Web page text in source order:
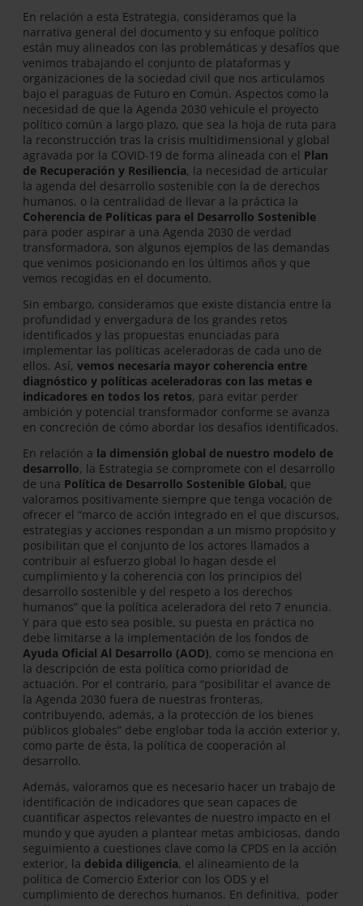
En relación a esta Estrategia, consideramos que la
narrativa general del documento y su enfoque político
están muy alineados con las problemáticas y desafíos que
venimos trabajando el conjunto de plataformas y
organizaciones de la sociedad civil que nos articulamos
bajo el paraguas de Futuro en Común. Aspectos como la
necesidad de que la Agenda 2030 vehicule el proyecto
político común a largo plazo, que sea la hoja de ruta para
la reconstrucción tras la crisis multidimensional y global
agravada por la COVID-19 de forma alineada con el Plan
de Recuperación y Resiliencia, la necesidad de articular
la agenda del desarrollo sostenible con la de derechos
humanos, o la centralidad de llevar a la práctica la
Coherencia de Políticas para el Desarrollo Sostenible
para poder aspirar a una Agenda 2030 de verdad
transformadora, son algunos ejemplos de las demandas
que venimos posicionando en los últimos años y que
vemos recogidas en el documento.
Sin embargo, consideramos que existe distancia entre la
profundidad y envergadura de los grandes retos
identificados y las propuestas enunciadas para
implementar las políticas aceleradoras de cada uno de
ellos. Así, vemos necesaria mayor coherencia entre
diagnóstico y políticas aceleradoras con las metas e
indicadores en todos los retos, para evitar perder
ambición y potencial transformador conforme se avanza
en concreción de cómo abordar los desafíos identificados.
En relación a la dimensión global de nuestro modelo de
desarrollo, la Estrategia se compromete con el desarrollo
de una Política de Desarrollo Sostenible Global, que
valoramos positivamente siempre que tenga vocación de
ofrecer el “marco de acción integrado en el que discursos,
estrategias y acciones respondan a un mismo propósito y
posibilitan que el conjunto de los actores llamados a
contribuir al esfuerzo global lo hagan desde el
cumplimiento y la coherencia con los principios del
desarrollo sostenible y del respeto a los derechos
humanos” que la política aceleradora del reto 7 enuncia.
Y para que esto sea posible, su puesta en práctica no
debe limitarse a la implementación de los fondos de
Ayuda Oficial Al Desarrollo (AOD), como se menciona en
la descripción de esta política como prioridad de
actuación. Por el contrario, para “posibilitar el avance de
la Agenda 2030 fuera de nuestras fronteras,
contribuyendo, además, a la protección de los bienes
públicos globales” debe englobar toda la acción exterior y,
como parte de ésta, la política de cooperación al
desarrollo.
Además, valoramos que es necesario hacer un trabajo de
identificación de indicadores que sean capaces de
cuantificar aspectos relevantes de nuestro impacto en el
mundo y que ayuden a plantear metas ambiciosas, dando
seguimiento a cuestiones clave como la CPDS en la acción
exterior, la debida diligencia, el alineamiento de la
política de Comercio Exterior con los ODS y el
cumplimiento de derechos humanos. En definitiva, poder